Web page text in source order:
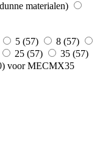
materialen)
5 (57)
8 (57)
25 (57)
35 (57)
voor MECMX35